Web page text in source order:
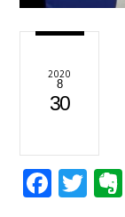
2020
8
30
F
T